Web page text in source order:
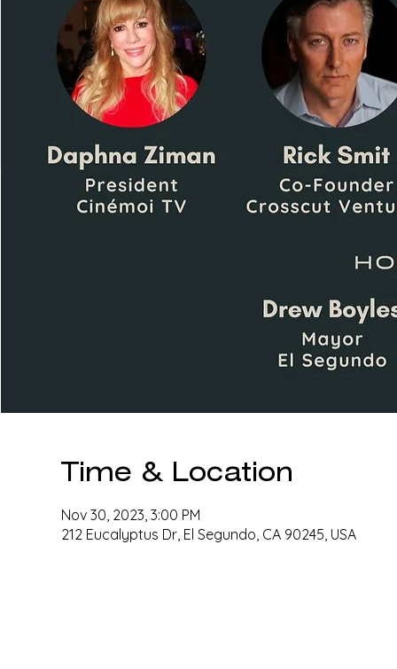
Time & Location
Nov 30, 2023, 3:00 PM
212 Eucalyptus Dr, El Segundo, CA 90245, USA